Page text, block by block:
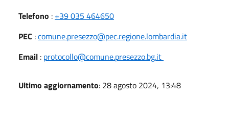
Telefono : +39 035 464650
PEC :comune.presezzo@pec.regione.lombardia.it
Email : protocollo@comune.presezzo.bg.it
Ultimo aggiornamento: 28 agosto 2024, 13:48